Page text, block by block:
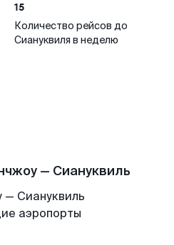
15
Количество рейсов до
Сиануквиля в неделю
— Сиануквиль
— Сиануквиль
аэропорты